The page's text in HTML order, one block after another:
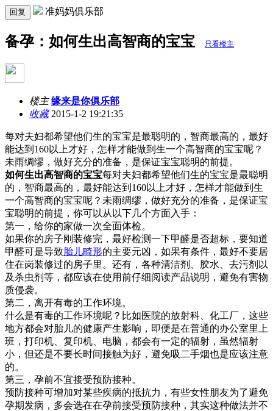
回复 准妈妈俱乐部
备孕：如何生出高智商的宝宝 只看楼主
楼主 缘来是你俱乐部
收藏2015-1-2 19:21:35
每对夫妇都希望他们生的宝宝是最聪明的，智商最高的，最好
能达到160以上才好，怎样才能做到生一个高智商的宝宝呢？
未雨绸缪，做好充分的准备，是保证宝宝聪明的前提。
如何生出高智商的宝宝每对夫妇都希望他们生的宝宝是最聪明
的，智商最高的，最好能达到160以上才好，怎样才能做到生
一个高智商的宝宝呢？未雨绸缪，做好充分的准备，是保证宝
宝聪明的前提，你可以从以下几个方面入手：
第一，给你的家做一次全面体检。
如果你的房子刚装修完，最好检测一下甲醛是否超标，要知道
甲醛可是导致胎儿畸形的主要元凶，如果有条件，最好不要居
住在岗装修过的房子里。还有，各种清洁剂、胶水、去污剂以
及杀虫剂等，都应该在使用前仔细阅读产品说明，避免有害物
质侵袭。
第二，离开有毒的工作环境。
什么是有毒的工作环境呢？比如医院的放射科、化工厂，这些
地方都会对胎儿的健康产生影响，即便是在普通的办公室里上
班，打印机、复印机、电脑，都会有一定的辐射，虽然辐射
小，但还是不要长时间接触为好，避免吸二手烟也是应该注意
的。
第三，孕前不宜接受预防接种。
预防接种可增加对某些疾病的抵抗力，有些女性朋友为了避免
孕期发病，多会选在在孕前接受预防接种，其实这种做法并不